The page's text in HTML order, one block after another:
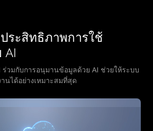
ระสิทธิภาพการใช้
AI
ร่วมกับการอนุมานข้อมูลด้วย AI ช่วยให้ระบบ
นได้อย่างเหมาะสมที่สุด